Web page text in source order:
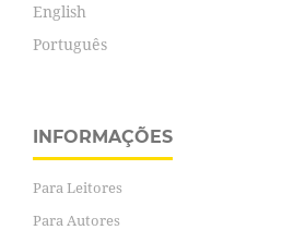
English
Português
INFORMAÇÕES
Para Leitores
Para Autores